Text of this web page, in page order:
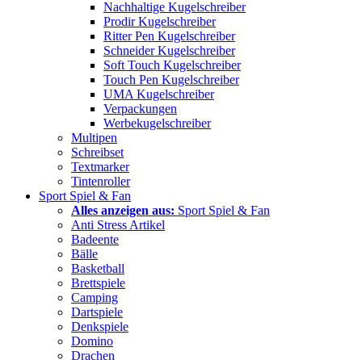
Nachhaltige Kugelschreiber
Prodir Kugelschreiber
Ritter Pen Kugelschreiber
Schneider Kugelschreiber
Soft Touch Kugelschreiber
Touch Pen Kugelschreiber
UMA Kugelschreiber
Verpackungen
Werbekugelschreiber
Multipen
Schreibset
Textmarker
Tintenroller
Sport Spiel & Fan
Alles anzeigen aus: Sport Spiel & Fan
Anti Stress Artikel
Badeente
Bälle
Basketball
Brettspiele
Camping
Dartspiele
Denkspiele
Domino
Drachen